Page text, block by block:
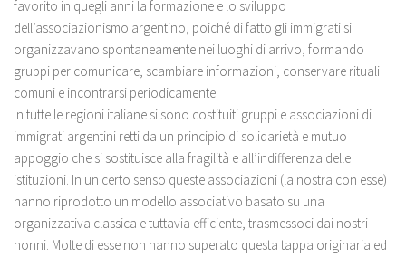
favorito in quegli anni la formazione e lo sviluppo
dell’associazionismo argentino, poiché di fatto gli immigrati si
organizzavano spontaneamente nei luoghi di arrivo, formando
gruppi per comunicare, scambiare informazioni, conservare rituali
comuni e incontrarsi periodicamente.
In tutte le regioni italiane si sono costituiti gruppi e associazioni di
immigrati argentini retti da un principio di solidarietà e mutuo
appoggio che si sostituisce alla fragilità e all’indifferenza delle
istituzioni. In un certo senso queste associazioni (la nostra con esse)
hanno riprodotto un modello associativo basato su una
organizzativa classica e tuttavia efficiente, trasmessoci dai nostri
nonni. Molte di esse non hanno superato questa tappa originaria ed